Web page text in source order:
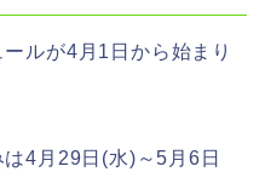
ルが4月1日から始まり
4月29日(水)～5月6日